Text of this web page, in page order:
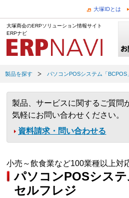
大塚IDとは
大塚商会のERPソリューション情報サイト
ERPナビ
製品を探す パソコンPOSシステム「BCPOS
製品、サービスに関するご質問
気軽にお問い合わせください。
資料請求・問い合わせる
小売～飲食業など100業種以上対
パソコンPOSシス
セルフレジ